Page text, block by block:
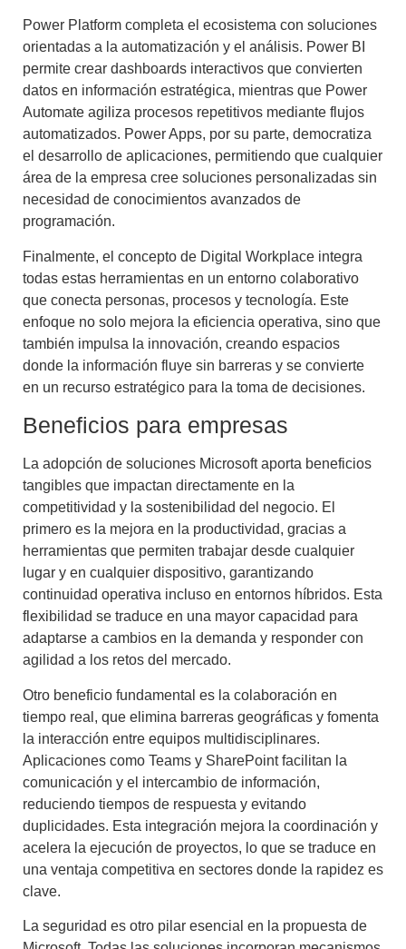
Power Platform completa el ecosistema con soluciones
orientadas a la automatización y el análisis. Power BI
permite crear dashboards interactivos que convierten
datos en información estratégica, mientras que Power
Automate agiliza procesos repetitivos mediante flujos
automatizados. Power Apps, por su parte, democratiza
el desarrollo de aplicaciones, permitiendo que cualquier
área de la empresa cree soluciones personalizadas sin
necesidad de conocimientos avanzados de
programación.
Finalmente, el concepto de Digital Workplace integra
todas estas herramientas en un entorno colaborativo
que conecta personas, procesos y tecnología. Este
enfoque no solo mejora la eficiencia operativa, sino que
también impulsa la innovación, creando espacios
donde la información fluye sin barreras y se convierte
en un recurso estratégico para la toma de decisiones.
Beneficios para empresas
La adopción de soluciones Microsoft aporta beneficios
tangibles que impactan directamente en la
competitividad y la sostenibilidad del negocio. El
primero es la mejora en la productividad, gracias a
herramientas que permiten trabajar desde cualquier
lugar y en cualquier dispositivo, garantizando
continuidad operativa incluso en entornos híbridos. Esta
flexibilidad se traduce en una mayor capacidad para
adaptarse a cambios en la demanda y responder con
agilidad a los retos del mercado.
Otro beneficio fundamental es la colaboración en
tiempo real, que elimina barreras geográficas y fomenta
la interacción entre equipos multidisciplinares.
Aplicaciones como Teams y SharePoint facilitan la
comunicación y el intercambio de información,
reduciendo tiempos de respuesta y evitando
duplicidades. Esta integración mejora la coordinación y
acelera la ejecución de proyectos, lo que se traduce en
una ventaja competitiva en sectores donde la rapidez es
clave.
La seguridad es otro pilar esencial en la propuesta de